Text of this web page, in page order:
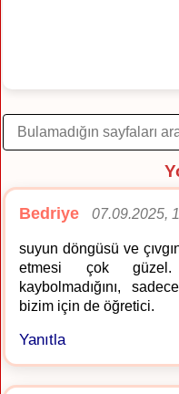
Bedriye 07.09.2025,
suyun döngüsü ve
etmesi çok güzel.
kaybolmadığını,
bizim için de öğretici.
Yanıtla